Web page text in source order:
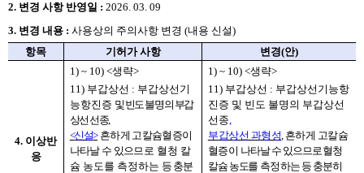
2. 변경 사항 반영일 : 2026. 03. 09
3. 변경 내용 : 사용상의 주의사항 변경 (내용 신설)
항목
기허가 사항 변경(안)
4. 이상반
응
1) ~ 10) <생략>
11) 부갑상선 : 부갑상선기
능항진증 및 빈도 불명의 부갑
상선 선종,
<신설> 흔하게 고칼슘혈증이
나타날 수 있으므로 혈청 칼
슘 농도를 측정하는 등 충분
1) ~ 10) <생략>
11) 부갑상선 : 부갑상선기능항
진증 및 빈도 불명의 부갑상선
선종,
부갑상선 과형성, 흔하게 고칼슘
혈증이 나타날 수 있으므로 혈청
칼슘 농도를 측정하는 등 충분히